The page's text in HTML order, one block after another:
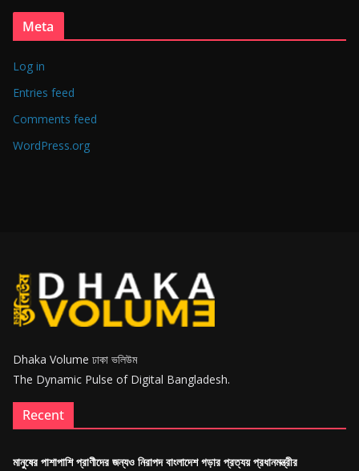
Meta
Log in
Entries feed
Comments feed
WordPress.org
Dhaka Volume ঢাকা ভলিউম
The Dynamic Pulse of Digital Bangladesh.
Recent
মানুষের পাশাপাশি প্রাণীদের জন্যও নিরাপদ বাংলাদেশ গড়ার প্রত্যয় প্রধানমন্ত্রীর